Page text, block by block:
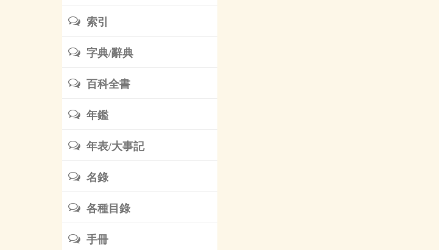
索引
字典/辭典
百科全書
年鑑
年表/大事記
名錄
各種目錄
手冊